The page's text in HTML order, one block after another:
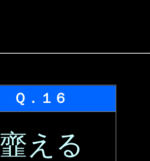
Ｑ．１６
韲える